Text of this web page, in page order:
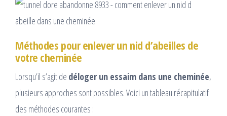
Méthodes pour enlever un nid d’abeilles de
votre cheminée
Lorsqu’il s’agit de déloger un essaim dans une cheminée,
plusieurs approches sont possibles. Voici un tableau récapitulatif
des méthodes courantes :